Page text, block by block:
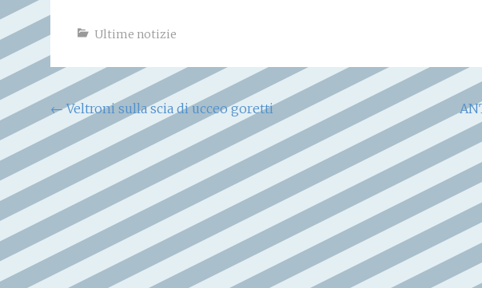
Ultime notizie
Navigazione
articoli
←Veltroni sulla scia di ucceo goretti